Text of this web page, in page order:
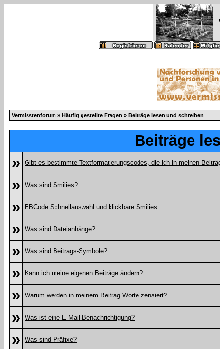
Vermisstenforum » Häufig gestellte Fragen » Beiträge lesen und schreiben
Beiträge
»
Gibt es bestimmte Textformatierungscodes, die ich in meinen
» Was sind Smilies?
» BBCode Schnellauswahl und klickbare Smilies
» Was sind Dateianhänge?
» Was sind Beitrags-Symbole?
» Kann ich meine eigenen Beiträge ändern?
» Warum werden in meinem Beitrag Worte zensiert?
» Was ist eine E-Mail-Benachrichtigung?
» Was sind Präfixe?